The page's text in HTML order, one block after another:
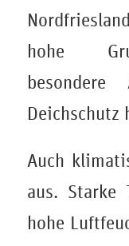
hohe
Deichschutz
Auch
aus. Starke
hohe